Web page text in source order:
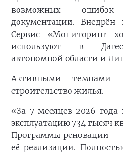
возможных
документации. Внедрён
Сервис «Мониторинг
используют в
автономной области и
Активными темпами
строительство жилья.
«За 7 месяцев 2026
эксплуатацию 734 тысяч
Программы реновации —
её реализации.